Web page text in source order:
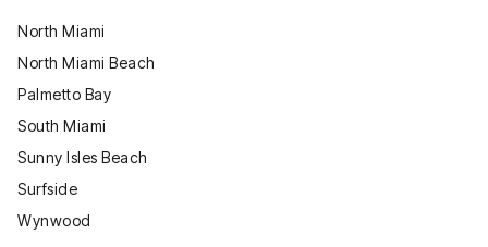
North Miami
North Miami Beach
Palmetto Bay
South Miami
Sunny Isles Beach
Surfside
Wynwood